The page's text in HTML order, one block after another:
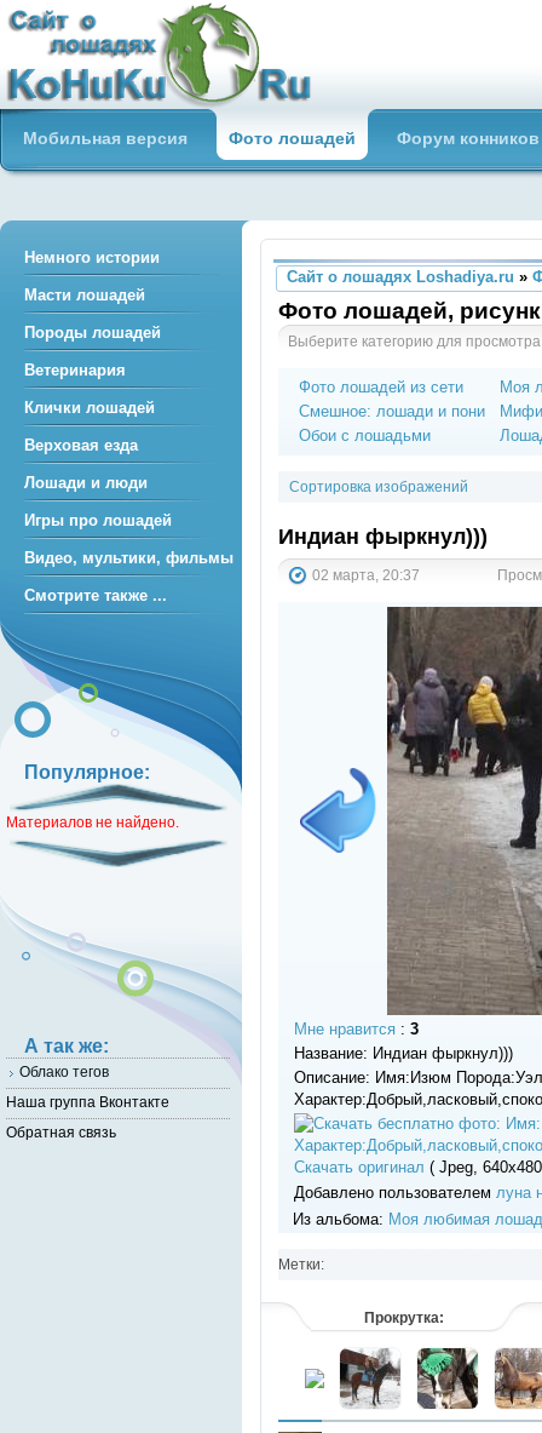
Сайт о лошадях loshadiya.ru
Приветствуем всех любителей
лошадей и конного спорта!
Мобильная версия Фото лошадей Форум конников
Сайт о лошадях Loshadiya.ru »
Фото лошадей,
Выберите категорию для
Фото лошадей из сети
Смешное: лошади и пони
Обои с лошадьми
Моя
Сортировка изображений
Индиан фыркнул)))
02 марта, 20:37
Мне нравится : 3
Название: Индиан фыркнул)))
Описание: Имя:Изюм
Скачать оригинал ( Jpeg,
Добавлено пользователем луна
Из альбома: Моя любимая
Метки:
Прокрутка:
Немного истории
Масти лошадей
Породы лошадей
Ветеринария
Клички лошадей
Верховая езда
Лошади и люди
Игры про лошадей
Видео, мультики, фильмы
Смотрите также ...
Популярное:
Материалов не найдено.
А так же:
Облако тегов
Наша группа Вконтакте
Обратная связь